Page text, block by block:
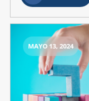
MAYO 13, 2024